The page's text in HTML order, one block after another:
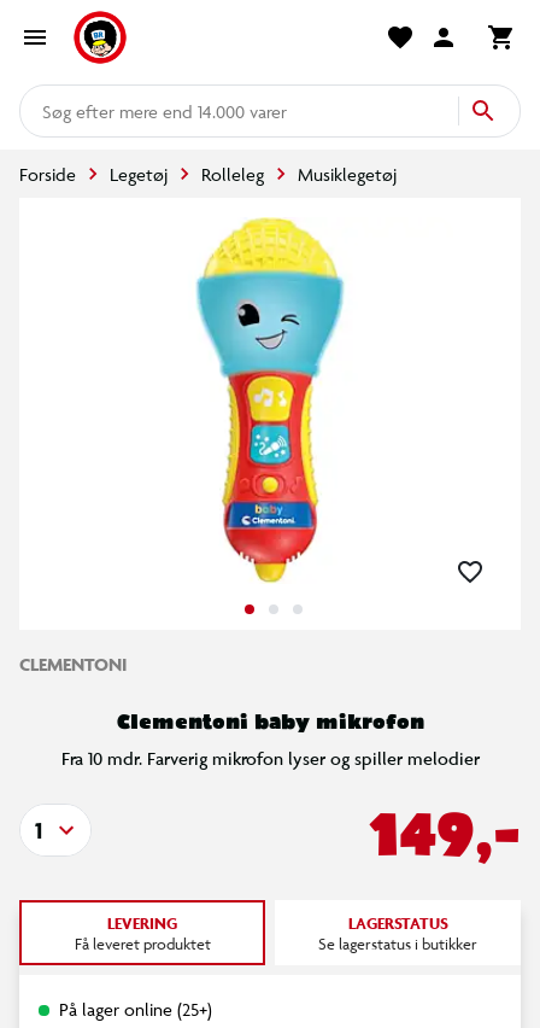
mere end 14.000 varer
Forside Legetøj Rolleleg Musiklegetøj
CLEMENTONI
Clementoni baby mikrofon
Fra 10 mdr. Farverig mikrofon lyser og spiller melodier
149,-
1
LEVERING
Få leveret produktet
LAGERSTATUS
Se lagerstatus i butikker
På lager online (25+)